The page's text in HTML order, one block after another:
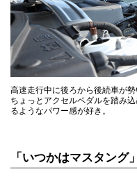
高速走行中に後ろから後続車が
ちょっとアクセルペダルを踏み
るようなパワー感が好き。
「いつかはマスタング